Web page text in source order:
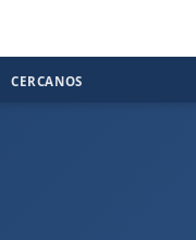
CERCANOS